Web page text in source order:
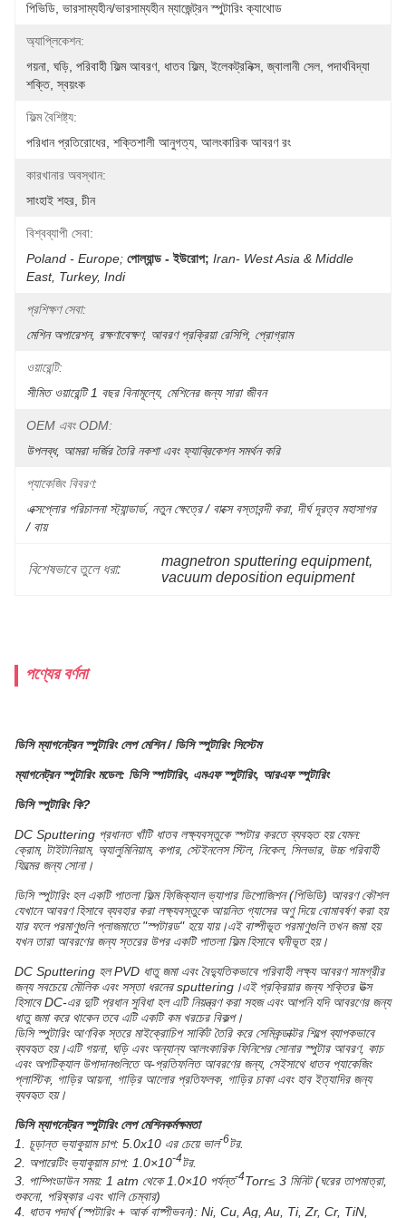
পিভিডি, ভারসাম্যহীন/ভারসাম্যহীন ম্যাজেন্ট্রন স্পুটারিং ক্যাথোড
অ্যাপ্লিকেশন:
গয়না, ঘড়ি, পরিবাহী ফিল্ম আবরণ, ধাতব ফিল্ম, ইলেকট্রনিক্স, জ্বালানী সেল, পদার্থবিদ্যা
শক্তি, স্বয়ংক
ফিল্ম বৈশিষ্ট্য:
পরিধান প্রতিরোধের, শক্তিশালী আনুগত্য, আলংকারিক আবরণ রং
কারখানার অবস্থান:
সাংহাই শহর, চীন
বিশ্বব্যাপী সেবা:
Poland - Europe; পোল্যান্ড - ইউরোপ; Iran- West Asia & Middle
East, Turkey, Indi
প্রশিক্ষণ সেবা:
মেশিন অপারেশন, রক্ষণাবেক্ষণ, আবরণ প্রক্রিয়া রেসিপি, প্রোগ্রাম
ওয়ারেন্টি:
সীমিত ওয়ারেন্টি 1 বছর বিনামূল্যে, মেশিনের জন্য সারা জীবন
OEM এবং ODM:
উপলব্ধ, আমরা দর্জির তৈরি নকশা এবং ফ্যাব্রিকেশন সমর্থন করি
প্যাকেজিং বিবরণ:
এক্সপ্লোর পরিচালনা স্ট্যান্ডার্ড, নতুন ক্ষেত্রে / বাক্সে বস্তাবন্দী করা, দীর্ঘ দূরত্ব মহাসাগর
/ বায়
বিশেষভাবে তুলে ধরা:
magnetron sputtering equipment
vacuum deposition equipment
পণ্যের বর্ণনা
ডিসি ম্যাগনেট্রন স্পুটারিং লেপ মেশিন / ডিসি স্পুটারিং সিস্টেম
ম্যাগনেট্রন স্পুটারিং মডেল: ডিসি স্পাটারিং, এমএফ স্পুটারিং, আরএফ স্পুটারিং
ডিসি স্পুটারিং কি?
DC Sputtering প্রধানত খাঁটি ধাতব লক্ষ্যবস্তুকে স্পটার করতে ব্যবহৃত হয় যেমন:
ক্রোম, টাইটানিয়াম, অ্যালুমিনিয়াম, কপার, স্টেইনলেস স্টিল, নিকেল, সিলভার, উচ্চ পরিবাহী
ফিল্মের জন্য সোনা।
ডিসি স্পুটারিং হল একটি পাতলা ফিল্ম ফিজিক্যাল ভ্যাপার ডিপোজিশন (পিভিডি) আবরণ কৌশল
যেখানে আবরণ হিসাবে ব্যবহার করা লক্ষ্যবস্তুকে আয়নিত গ্যাসের অণু দিয়ে বোমাবর্ষণ করা হয়
যার ফলে পরমাণুগুলি প্লাজমাতে "স্পটারড" হয়ে যায়।এই বাষ্পীভূত পরমাণুগুলি তখন জমা হয়
যখন তারা আবরণের জন্য স্তরের উপর একটি পাতলা ফিল্ম হিসাবে ঘনীভূত হয়।
DC Sputtering হল PVD ধাতু জমা এবং বৈদ্যুতিকভাবে পরিবাহী লক্ষ্য আবরণ সামগ্রীর
জন্য সবচেয়ে মৌলিক এবং সস্তা ধরনের sputtering।এই প্রক্রিয়ার জন্য শক্তির উত্স
হিসাবে DC-এর দুটি প্রধান সুবিধা হল এটি নিয়ন্ত্রণ করা সহজ এবং আপনি যদি আবরণের জন্য
ধাতু জমা করে থাকেন তবে এটি একটি কম খরচের বিকল্প।
ডিসি স্পুটারিং আণবিক স্তরে মাইক্রোচিপ সার্কিট তৈরি করে সেমিকন্ডাক্টর শিল্পে ব্যাপকভাবে
ব্যবহৃত হয়।এটি গয়না, ঘড়ি এবং অন্যান্য আলংকারিক ফিনিশের সোনার স্পুটার আবরণ, কাচ
এবং অপটিক্যাল উপাদানগুলিতে অ-প্রতিফলিত আবরণের জন্য, সেইসাথে ধাতব প্যাকেজিং
প্লাস্টিক, গাড়ির আয়না, গাড়ির আলোর প্রতিফলক, গাড়ির চাকা এবং হাব ইত্যাদির জন্য
ব্যবহৃত হয়।
ডিসি ম্যাগনেট্রন স্পুটারিং লেপ মেশিনকর্মক্ষমতা
1. চূড়ান্ত ভ্যাকুয়াম চাপ: 5.0x10 এর চেয়ে ভাল-6টর.
2. অপারেটিং ভ্যাকুয়াম চাপ: 1.0×10-4টর.
3. পাম্পিংডাউন সময়: 1 atm থেকে 1.0×10 পর্যন্ত-4Torr≤ 3 মিনিট (ঘরের তাপমাত্রা,
শুকনো, পরিষ্কার এবং খালি চেম্বার)
4. ধাতব পদার্থ (স্পটারিং + আর্ক বাষ্পীভবন): Ni, Cu, Ag, Au, Ti, Zr, Cr, TiN,